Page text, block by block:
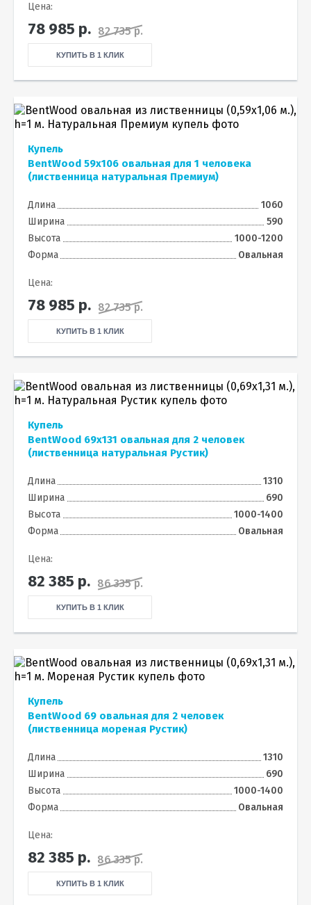
Цена:
78 985 р. 82 735 р.
КУПИТЬ В 1 КЛИК
Купель
BentWood 59х106 овальная для 1 человека
(лиственница натуральная Премиум)
Длина
1060
Ширина
590
Высота
1000-1200
Форма
Овальная
Цена:
78 985 р. 82 735 р.
КУПИТЬ В 1 КЛИК
Купель
BentWood 69х131 овальная для 2 человек
(лиственница натуральная Рустик)
Длина
1310
Ширина
690
Высота
1000-1400
Форма
Овальная
Цена:
82 385 р. 86 335 р.
КУПИТЬ В 1 КЛИК
Купель
BentWood 69 овальная для 2 человек
(лиственница мореная Рустик)
Длина
1310
Ширина
690
Высота
1000-1400
Форма
Овальная
Цена:
82 385 р. 86 335 р.
КУПИТЬ В 1 КЛИК